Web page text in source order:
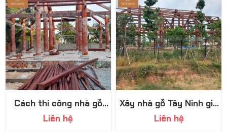
Cách thi công nhà gỗ
truyền thống, quy tình
thi công chuyên nghiệp
Liên hệ
Xây nhà gỗ Tây Ninh giá
rẻ: Tiết kiệm nhưng đẳng
cấp
Liên hệ